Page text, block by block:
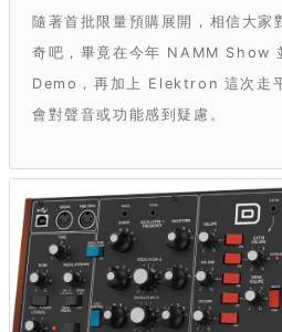
隨著首批限量預購展開，相信大
奇吧，畢竟在今年 NAMM Show
Demo，再加上 Elektron 這次走
會對聲音或功能感到疑慮。